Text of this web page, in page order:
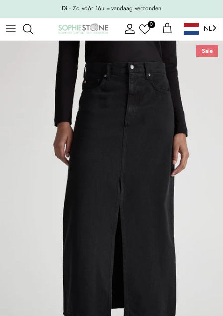
Di - Zo vóór 16u = vandaag verzonden
Account
0
Winkelwagen NL
Sale